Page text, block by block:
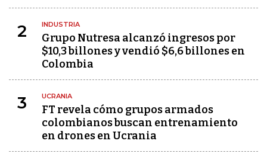
2 INDUSTRIA
Grupo Nutresa alcanzó ingresos por
$10,3 billones y vendió $6,6 billones en
Colombia
3 UCRANIA
FT revela cómo grupos armados
colombianos buscan entrenamiento
en drones en Ucrania